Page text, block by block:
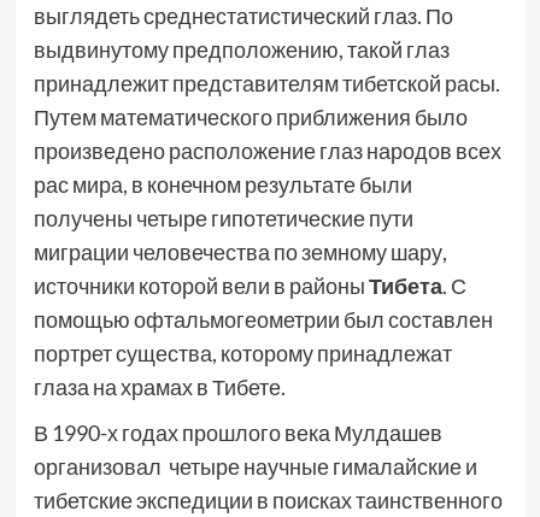
выглядеть среднестатистический глаз. По
выдвинутому предположению, такой глаз
принадлежит представителям тибетской расы.
Путем математического приближения было
произведено расположение глаз народов всех
рас мира, в конечном результате были
получены четыре гипотетические пути
миграции человечества по земному шару,
источники которой вели в районыТибета. С
помощью офтальмогеометрии был составлен
портрет существа, которому принадлежат
глаза на храмах в Тибете.
В 1990-х годах прошлого века Мулдашев
организовал четыре научные гималайские и
тибетские экспедиции в поисках таинственного